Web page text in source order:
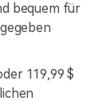
bequem für
119,99 $